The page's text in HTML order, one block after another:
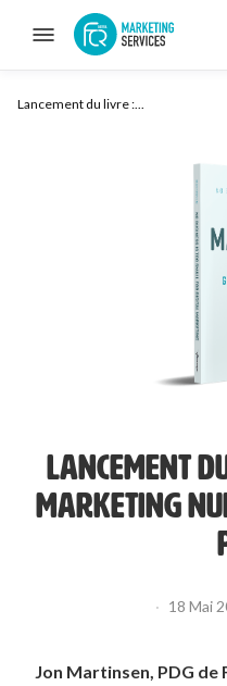
Lancement du livre :...
LANCEMENT
MARKETING
· 18 Mai
Jon Martinsen, PDG de